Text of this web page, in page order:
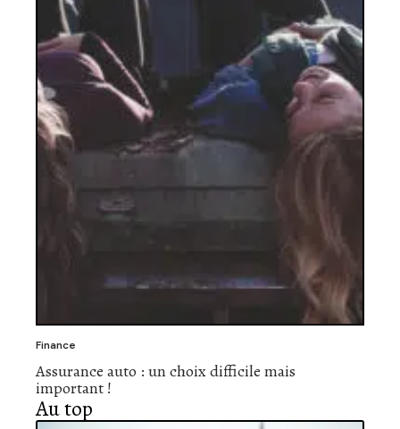
Finance
Assurance auto : un choix difficile mais
important !
Au top